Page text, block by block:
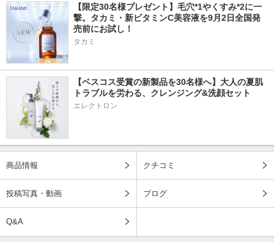
【限定30名様プレゼント】毛穴*1やくすみ*2に一
撃。タカミ・新ビタミンC美容液を9月2日全国発
売前にお試し！
タカミ
【ベスコス受賞の新製品を30名様へ】大人の夏肌
トラブルを労わる、クレンジング&洗顔セット
エレクトロン
商品情報 クチコミ
投稿写真・動画 ブログ
Q&A